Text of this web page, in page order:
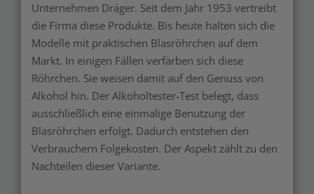
Unternehmen Dräger. Seit dem Jahr 1953 vertreibt
die Firma diese Produkte. Bis heute halten sich die
Modelle mit praktischen Blasröhrchen auf dem
Markt. In einigen Fällen verfärben sich diese
Röhrchen. Sie weisen damit auf den Genuss von
Alkohol hin. Der Alkoholtester-Test belegt, dass
ausschließlich eine einmalige Benutzung der
Blasröhrchen erfolgt. Dadurch entstehen den
Verbrauchern Folgekosten. Der Aspekt zählt zu den
Nachteilen dieser Variante.